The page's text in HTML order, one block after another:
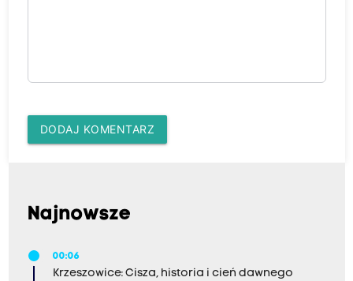
DODAJ KOMENTARZ
Najnowsze
00:06
Krzeszowice: Cisza, historia i cień dawnego